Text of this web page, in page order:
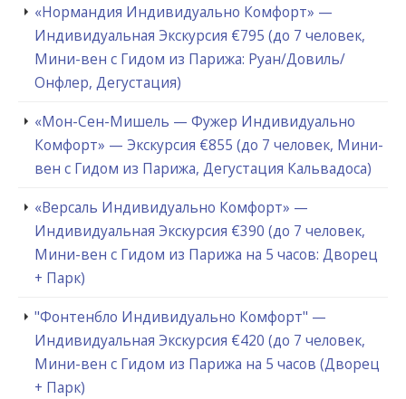
«Нормандия Индивидуально Комфорт» —
Индивидуальная Экскурсия €795 (до 7 человек,
Мини-вен с Гидом из Парижа: Руан/Довиль/
Онфлер, Дегустация)
«Мон-Сен-Мишель — Фужер Индивидуально
Комфорт» — Экскурсия €855 (до 7 человек, Мини-
вен с Гидом из Парижа, Дегустация Кальвадоса)
«Версаль Индивидуально Комфорт» —
Индивидуальная Экскурсия €390 (до 7 человек,
Мини-вен с Гидом из Парижа на 5 часов: Дворец
+ Парк)
"Фонтенбло Индивидуально Комфорт" —
Индивидуальная Экскурсия €420 (до 7 человек,
Мини-вен с Гидом из Парижа на 5 часов (Дворец
+ Парк)